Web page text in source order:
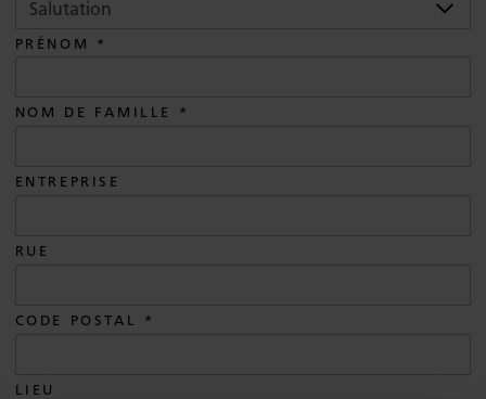
PRÉNOM
NOM DE FAMILLE
ENTREPRISE
RUE
CODE POSTAL
LIEU